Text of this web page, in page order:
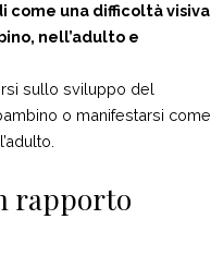
come una difficoltà visiva
nell’adulto e
sullo sviluppo del
o manifestarsi come
rapporto